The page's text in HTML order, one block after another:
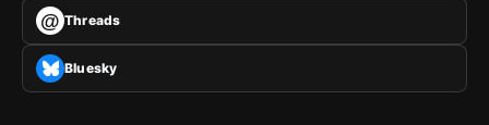
@ Threads
Bluesky